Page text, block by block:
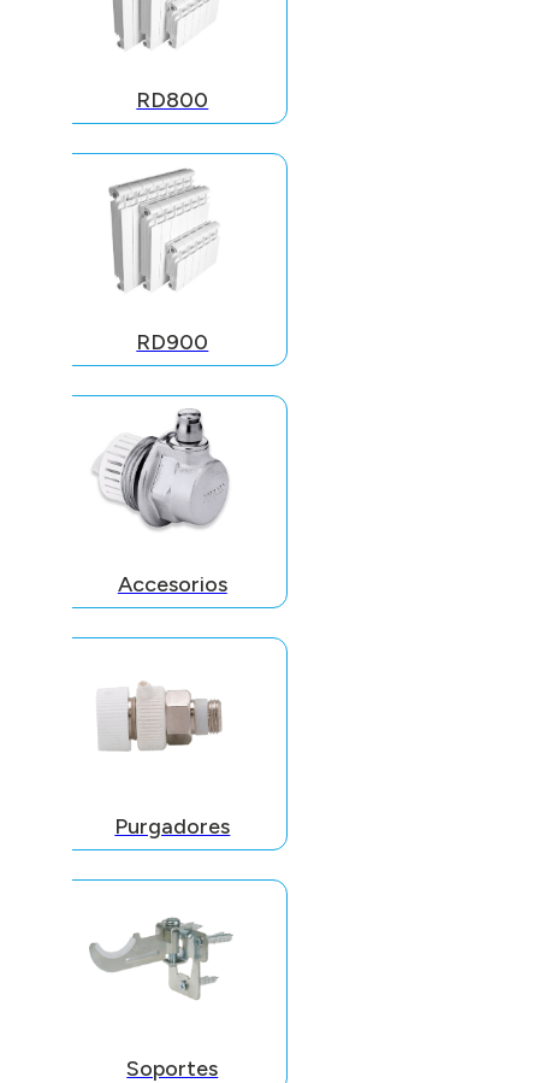
RD800
RD900
Accesorios
Purgadores
Soportes